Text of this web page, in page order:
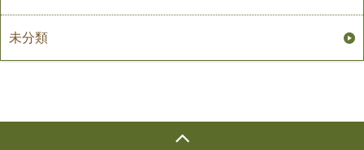
未分類